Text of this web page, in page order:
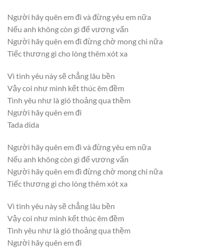
Người hãy quên em đi và đừng yêu em nữa
Nếu anh không còn gì để vương vấn
Người hãy quên em đi đừng chờ mong chi nữa
Tiếc thương gì cho lòng thêm xót xa
Vì tình yêu này sẽ chẳng lâu bền
Vậy coi như mình kết thúc êm đềm
Tình yêu như là gió thoảng qua thềm
Người hãy quên em đi
Tada dida
Người hãy quên em đi và đừng yêu em nữa
Nếu anh không còn gì để vương vấn
Người hãy quên em đi đừng chờ mong chi nữa
Tiếc thương gì cho lòng thêm xót xa
Vì tình yêu này sẽ chẳng lâu bền
Vậy coi như mình kết thúc êm đềm
Tình yêu như là gió thoảng qua thềm
Người hãy quên em đi